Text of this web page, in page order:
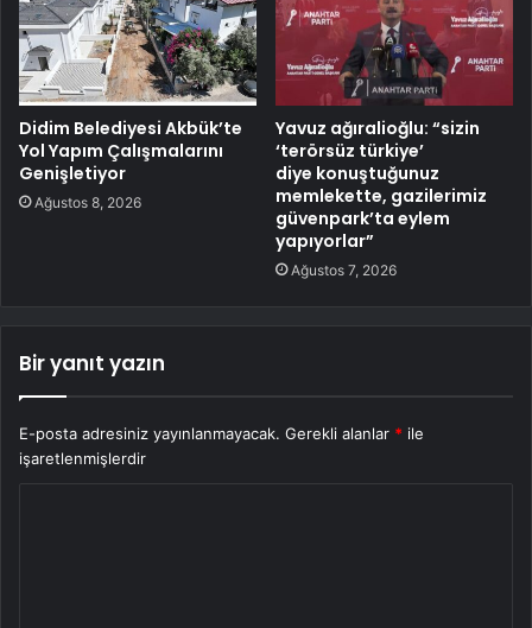
Didim Belediyesi Akbük’te
Yol Yapım Çalışmalarını
Genişletiyor
Ağustos 8, 2026
Yavuz ağıralioğlu: “sizin
‘terörsüz türkiye’
diye konuştuğunuz
memlekette, gazilerimiz
güvenpark’ta eylem
yapıyorlar”
Ağustos 7, 2026
Bir yanıt yazın
E-posta adresiniz yayınlanmayacak. Gerekli alanlar * ile
işaretlenmişlerdir